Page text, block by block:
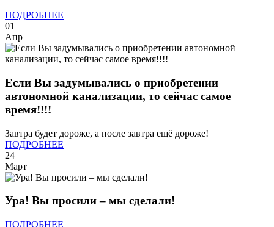
ПОДРОБНЕЕ
01
Апр
Если Вы задумывались о приобретении
автономной канализации, то сейчас самое
время!!!!
Завтра будет дороже, а после завтра ещё дороже!
ПОДРОБНЕЕ
24
Март
Ура! Вы просили – мы сделали!
ПОДРОБНЕЕ